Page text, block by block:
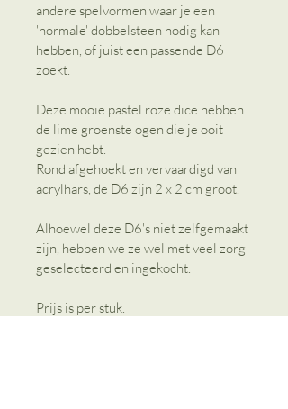
andere spelvormen waar je een
'normale' dobbelsteen nodig kan
hebben, of juist een passende D6
zoekt.
Deze mooie pastel roze dice hebben
de lime groenste ogen die je ooit
gezien hebt.
Rond afgehoekt en vervaardigd van
acrylhars, de D6 zijn 2 x 2 cm groot.
Alhoewel deze D6's niet zelfgemaakt
zijn, hebben we ze wel met veel zorg
geselecteerd en ingekocht.
Prijs is per stuk.